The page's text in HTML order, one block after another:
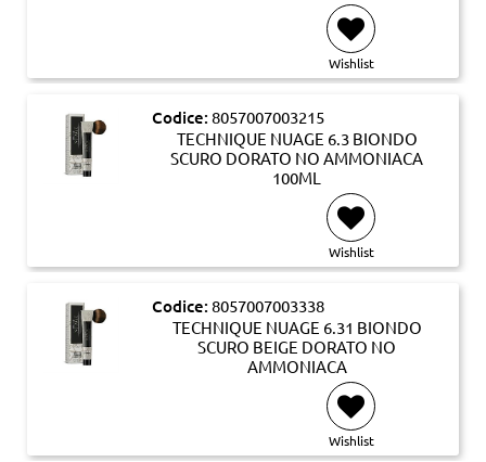
Wishlist
Codice: 8057007003215
TECHNIQUE NUAGE 6.3 BIONDO
SCURO DORATO NO AMMONIACA
100ML
Wishlist
Codice: 8057007003338
TECHNIQUE NUAGE 6.31 BIONDO
SCURO BEIGE DORATO NO
AMMONIACA
Wishlist